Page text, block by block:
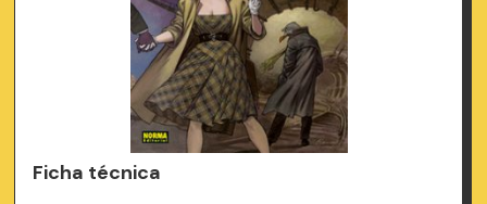
Ficha técnica